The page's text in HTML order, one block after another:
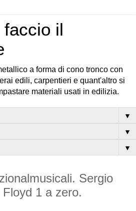
il
a forma di cono tronco con
edili, carpentieri e quant'altro si
materiali usati in edilizia.
▼
▼
▼
Sergio
1 a zero.